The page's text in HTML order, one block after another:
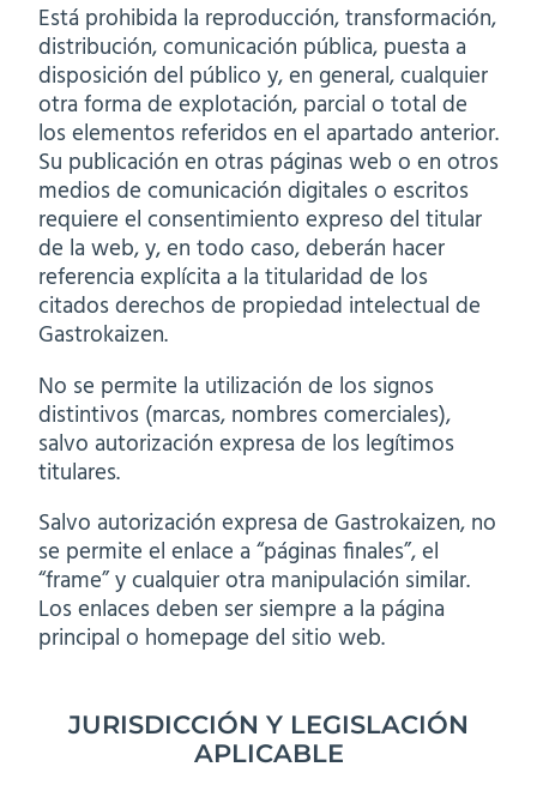
Está prohibida la reproducción, transformación,
distribución, comunicación pública, puesta a
disposición del público y, en general, cualquier
otra forma de explotación, parcial o total de
los elementos referidos en el apartado anterior.
Su publicación en otras páginas web o en otros
medios de comunicación digitales o escritos
requiere el consentimiento expreso del titular
de la web, y, en todo caso, deberán hacer
referencia explícita a la titularidad de los
citados derechos de propiedad intelectual de
Gastrokaizen.
No se permite la utilización de los signos
distintivos (marcas, nombres comerciales),
salvo autorización expresa de los legítimos
titulares.
Salvo autorización expresa de Gastrokaizen, no
se permite el enlace a “páginas finales”, el
“frame” y cualquier otra manipulación similar.
Los enlaces deben ser siempre a la página
principal o homepage del sitio web.
JURISDICCIÓN Y LEGISLACIÓN
APLICABLE